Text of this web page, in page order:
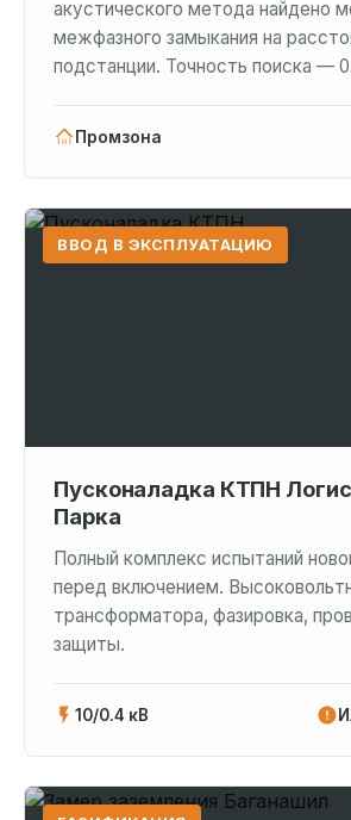
акустического метода найдено
межфазного замыкания на
подстанции. Точность поиска —
Промзона
ВВОД В ЭКСПЛУАТАЦИЮ
Пусконаладка КТПН
Парка
Полный комплекс испытаний
перед включением.
трансформатора, фазировка,
защиты.
10/0.4 кВ